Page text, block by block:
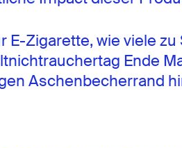
Zigarette, wie viele
Ende
Aschenbecherrand